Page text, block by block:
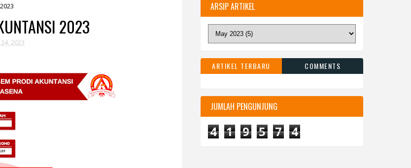
2023
2023
ARSIP ARTIKEL
ARTIKEL TERBARU COMMENTS
JUMLAH PENGUNJUNG
4 1 9 5 7 4